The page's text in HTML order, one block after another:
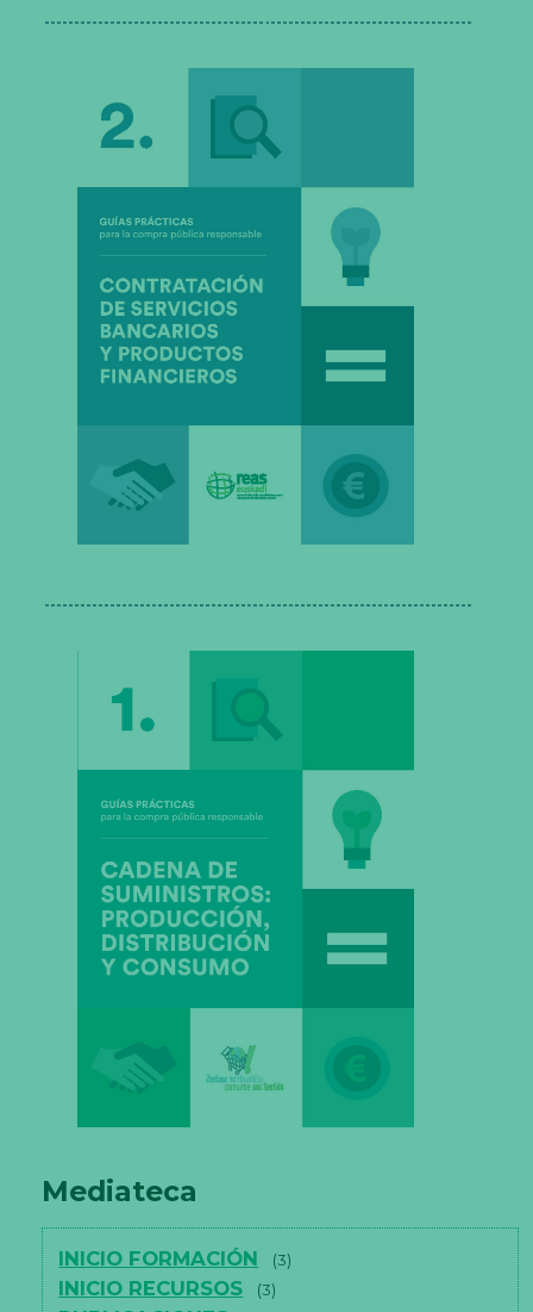
Mediateca
INICIO FORMACIÓN (3)
INICIO RECURSOS (3)